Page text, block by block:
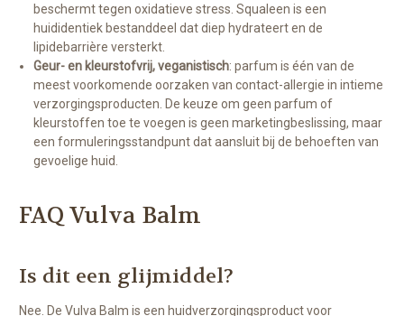
beschermt tegen oxidatieve stress. Squaleen is een
huididentiek bestanddeel dat diep hydrateert en de
lipidebarrière versterkt.
Geur- en kleurstofvrij, veganistisch: parfum is één van de
meest voorkomende oorzaken van contact-allergie in intieme
verzorgingsproducten. De keuze om geen parfum of
kleurstoffen toe te voegen is geen marketingbeslissing, maar
een formuleringsstandpunt dat aansluit bij de behoeften van
gevoelige huid.
FAQ Vulva Balm
Is dit een glijmiddel?
Nee. De Vulva Balm is een huidverzorgingsproduct voor